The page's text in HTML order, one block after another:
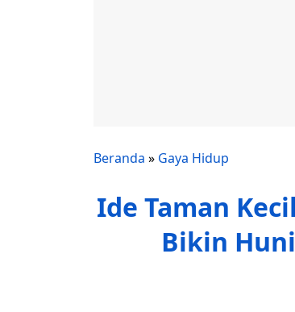
Beranda » Gaya Hidup
Ide Taman
Bikin